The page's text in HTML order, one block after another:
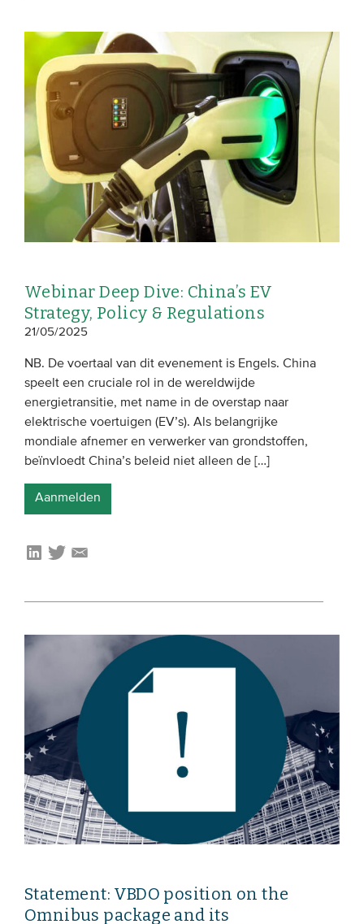
Webinar Deep Dive: China’s EV
Strategy, Policy & Regulations
21/05/2025
NB. De voertaal van dit evenement is Engels. China
speelt een cruciale rol in de wereldwijde
energietransitie, met name in de overstap naar
elektrische voertuigen (EV’s). Als belangrijke
mondiale afnemer en verwerker van grondstoffen,
beïnvloedt China’s beleid niet alleen de […]
Aanmelden
Statement: VBDO position on the
Omnibus package and its